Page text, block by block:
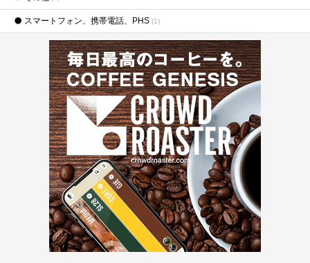
スマートフォン、携帯電話、PHS (1)